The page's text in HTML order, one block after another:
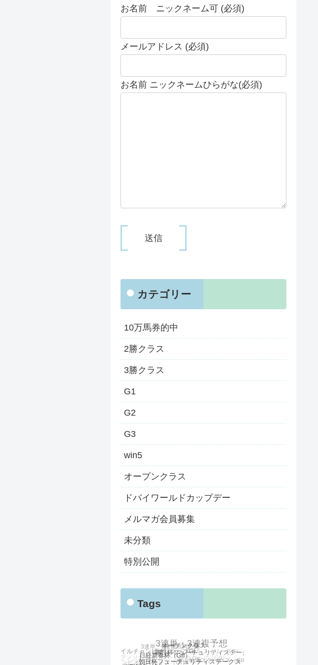
お名前 ニックネーム可 (必須)
メールアドレス (必須)
お名前 ニックネームひらがな(必須)
カテゴリー
10万馬券的中
2勝クラス
3勝クラス
G1
G2
G3
win5
オープンクラス
ドバイワールドカップデー
メルマガ会員募集
未分類
特別公開
Tags